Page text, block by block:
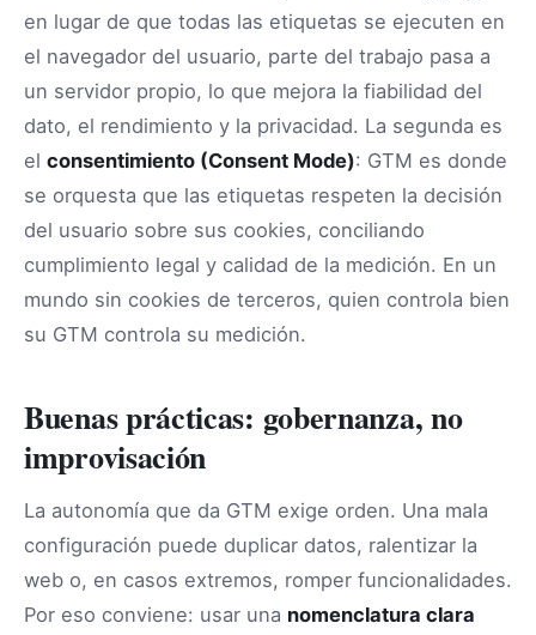
en lugar de que todas las etiquetas se ejecuten en
el navegador del usuario, parte del trabajo pasa a
un servidor propio, lo que mejora la fiabilidad del
dato, el rendimiento y la privacidad. La segunda es
el consentimiento (Consent Mode): GTM es donde
se orquesta que las etiquetas respeten la decisión
del usuario sobre sus cookies, conciliando
cumplimiento legal y calidad de la medición. En un
mundo sin cookies de terceros, quien controla bien
su GTM controla su medición.
Buenas prácticas: gobernanza, no
improvisación
La autonomía que da GTM exige orden. Una mala
configuración puede duplicar datos, ralentizar la
web o, en casos extremos, romper funcionalidades.
Por eso conviene: usar una nomenclatura clara